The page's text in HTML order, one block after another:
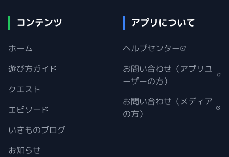
コンテンツ
ホーム
遊び方ガイド
クエスト
エピソード
いきものブログ
お知らせ
アプリについて
ヘルプセンター
お問い合わせ（アプリユ
ーザーの方）
お問い合わせ（メディア
の方）